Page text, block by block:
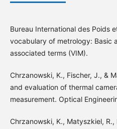
Bureau International des Poids
vocabulary of metrology: Basic
associated terms (VIM).
Chrzanowski, K., Fischer, J., &
and evaluation of thermal
measurement. Optical
Chrzanowski, K., Matyszkiel, R.,